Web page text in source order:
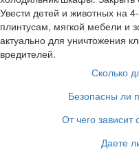
Увести детей и животных на
плинтусам, мягкой мебели и
актуально для уничтожения
вредителей.
Сколько
Безопасны ли
От чего зависит
Даете